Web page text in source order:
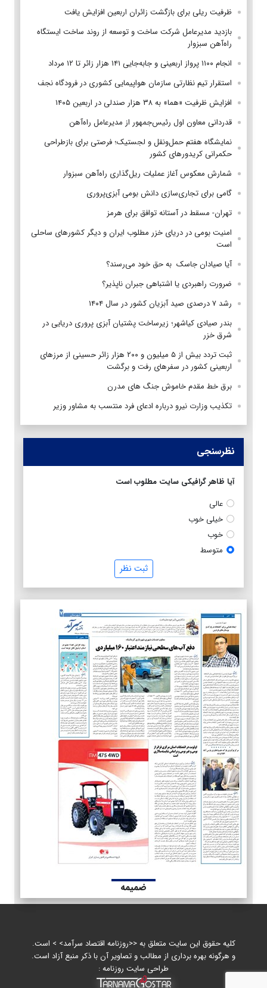
ظرفیت ریلی برای بازگشت زائران اربعین افزایش یافت
بازدید مدیرعامل شرکت ساخت و توسعه از روند ساخت ایستگاه
راه‌آهن سبزوار
انجام ۱۱۰۰ پرواز اربعینی و جابه‌جایی ۱۴۱ هزار زائر تا ۱۲ مرداد
استقرار تیم‌ نظارتی سازمان هواپیمایی کشوری در فرودگاه نجف
افزایش ظرفیت «هما» به ۳۸ هزار صندلی در اربعین ۱۴۰۵
قدردانی معاون اول رئیس‌جمهور از مدیرعامل راه‌آهن
نمایشگاه هفتم حمل‌ونقل و لجستیک؛ فرصتی برای بازطراحی
حکمرانی کریدورهای کشور
شمارش معکوس آغاز عملیات ریل‌گذاری راه‌آهن سبزوار
گامی برای تجاری‌سازی دانش بومی آبزی‌پروری
تهران- مسقط در آستانه توافق برای هرمز
امنیت بومی در دریای خزر مطلوب ایران و دیگر کشورهای ساحلی
است
آیا صیادان جاسک به حق خود می‌رسند؟
ضرورت راهبردی یا اشتباهی جبران ناپذیر؟
رشد ۷ درصدی صید آبزیان کشور در سال ۱۴۰۴
بندر صیادی کیاشهر؛ زیرساخت پشتیان آبزی پروری دریایی در
شرق خزر
ثبت تردد بیش از ۵ میلیون و ۲۰۰ هزار زائر حسینی از مرزهای
اربعینی کشور در سفرهای رفت و برگشت
برق خط مقدم خاموش جنگ های مدرن
تکذیب وزارت نیرو درباره ادعای فرد منتسب به مشاور وزیر
نظرسنجی
آیا ظاهر گرافیکی سایت مطلوب است
عالی
خیلی خوب
خوب
متوسط
ثبت نظر
ضمیمه
کلیه حقوق این سایت متعلق به <<روزنامه اقتصاد سرآمد> > است.
و هرگونه بهره برداری از مطالب و تصاویر آن با ذکر منبع آزاد است.
طراحی سایت روزنامه :